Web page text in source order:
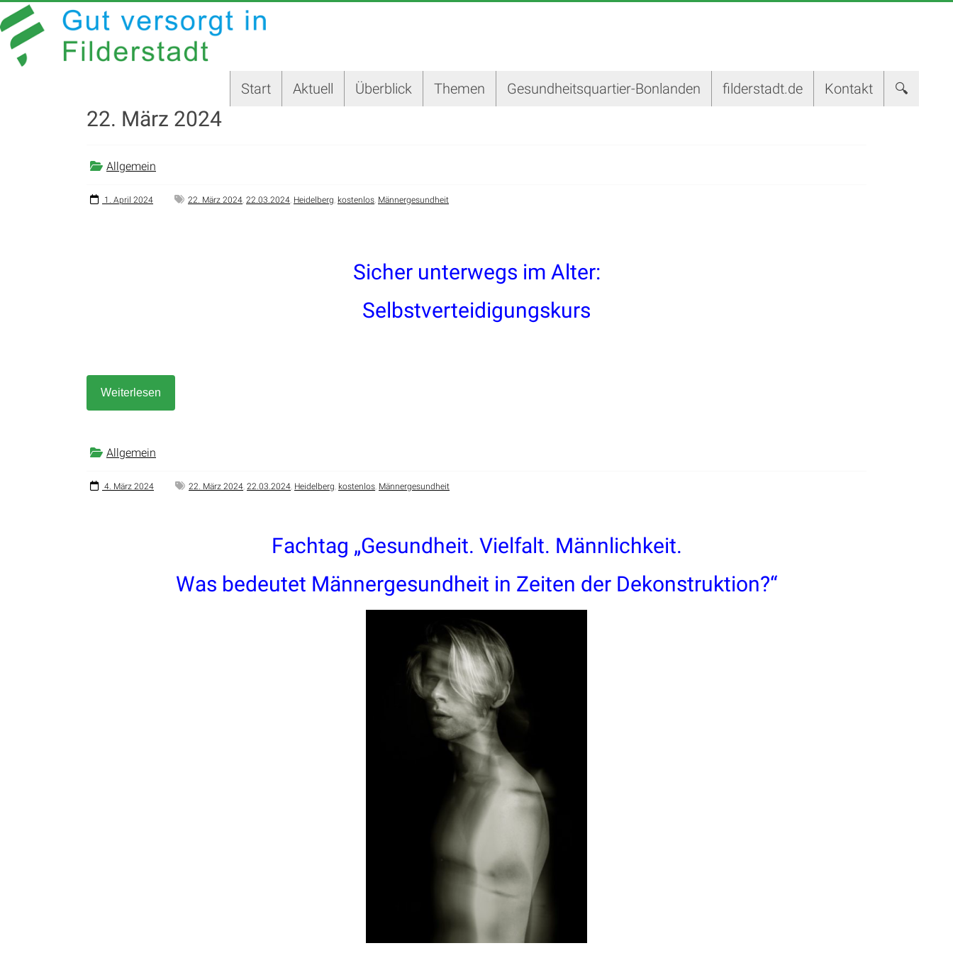
Zum
Inhalt
springen
GUT
VERSORGT
FILDERSTADT
Start Aktuell Überblick Themen Gesundheitsquartier-Bonlanden filderstadt.de Kontakt 🔍
22. März 2024
Allgemein
1. April 2024 22. März 2024, 22.03.2024, Heidelberg, kostenlos, Männergesundheit
Sicher unterwegs im Alter:
Selbstverteidigungskurs
Weiterlesen
Allgemein
4. März 2024 22. März 2024, 22.03.2024, Heidelberg, kostenlos, Männergesundheit
Fachtag „Gesundheit. Vielfalt. Männlichkeit.
Was bedeutet Männergesundheit in Zeiten der Dekonstruktion?“